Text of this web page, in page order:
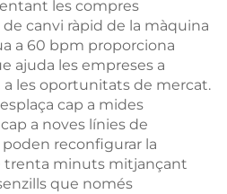
les compres
canvi ràpid de la màquina
a 60 bpm proporciona
ajuda les empreses a
les oportunitats de mercat.
cap a mides
a noves línies de
reconfigurar la
trenta minuts mitjançant
que només